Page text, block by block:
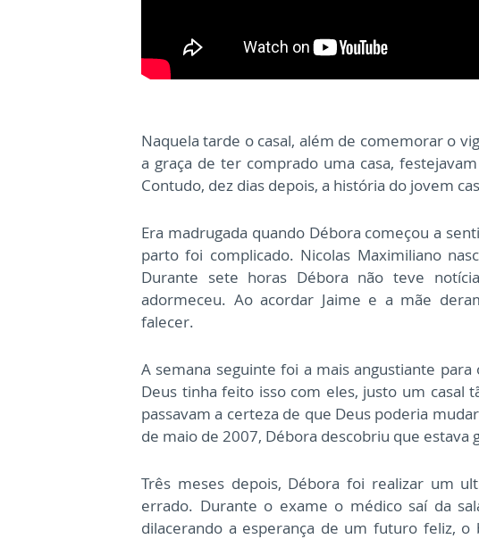
Naquela tarde o casal, além de comemorar o
a graça de ter comprado uma casa,
Contudo, dez dias depois, a história do jovem
Era madrugada quando Débora começou a
parto foi complicado. Nicolas Maximiliano
Durante sete horas Débora não teve
adormeceu. Ao acordar Jaime e a mãe
falecer.
A semana seguinte foi a mais angustiante
Deus tinha feito isso com eles, justo um casal
passavam a certeza de que Deus poderia
de maio de 2007, Débora descobriu que estava
Três meses depois, Débora foi realizar um
errado. Durante o exame o médico saí da
dilacerando a esperança de um futuro feliz, o